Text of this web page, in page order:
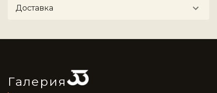
Доставка
Галерия